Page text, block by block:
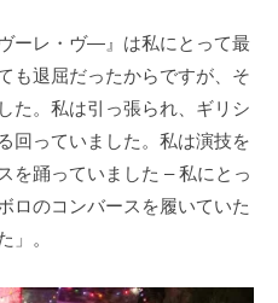
ーレ・ヴ―』は私にとって最
も退屈だったからですが、そ
た。私は引っ張られ、ギリシ
回っていました。私は演技を
を踊っていました – 私にとっ
ロのコンバースを履いていた
」。